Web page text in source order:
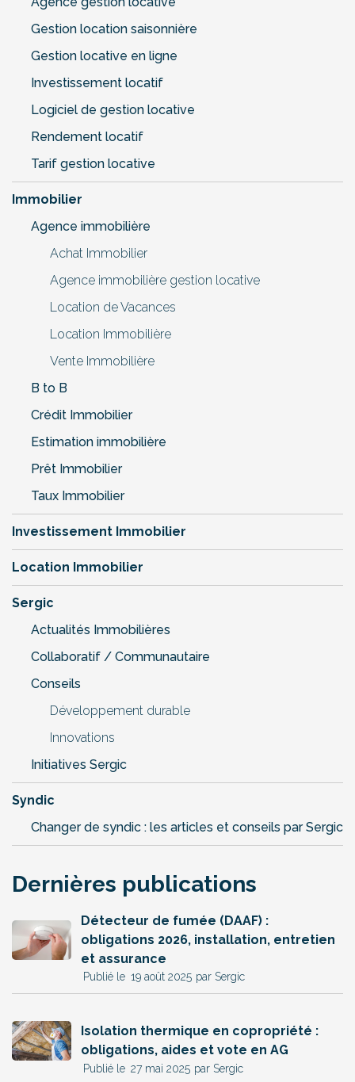
Gestion location saisonnière
Gestion locative en ligne
Investissement locatif
Logiciel de gestion locative
Rendement locatif
Tarif gestion locative
Immobilier
Agence immobilière
Achat Immobilier
Agence immobilière gestion locative
Location de Vacances
Location Immobilière
Vente Immobilière
B to B
Crédit Immobilier
Estimation immobilière
Prêt Immobilier
Taux Immobilier
Investissement Immobilier
Location Immobilier
Sergic
Actualités Immobilières
Collaboratif / Communautaire
Conseils
Développement durable
Innovations
Initiatives Sergic
Syndic
Changer de syndic : les articles et conseils par Sergic
Dernières publications
Détecteur de fumée (DAAF) :
obligations 2026, installation, entretien
et assurance
par Sergic
19 août 2025
Isolation thermique en copropriété :
obligations, aides et vote en AG
par Sergic
27 mai 2025